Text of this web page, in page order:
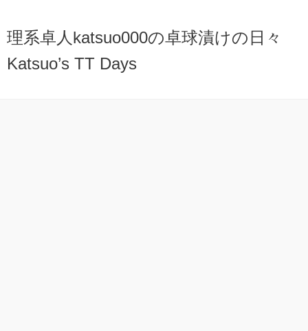
理系卓人katsuo000の卓球漬けの日々
Katsuo’s TT Days